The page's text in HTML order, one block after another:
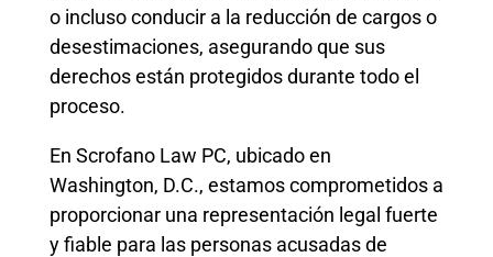
o incluso conducir a la reducción de cargos o
desestimaciones, asegurando que sus
derechos están protegidos durante todo el
proceso.
En Scrofano Law PC, ubicado en
Washington, D.C., estamos comprometidos a
proporcionar una representación legal fuerte
y fiable para las personas acusadas de